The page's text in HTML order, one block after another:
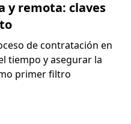
y remota: claves
de contratación en
tiempo y asegurar la
primer filtro